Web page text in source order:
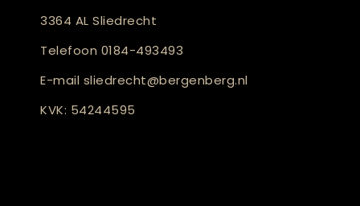
3364 AL Sliedrecht
Telefoon 0184-493493
E-mail sliedrecht@bergenberg.nl
KVK: 54244595